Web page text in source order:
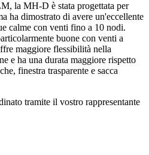
la MH-D è stata progettata per
ha dimostrato di avere un'eccellente
calme con venti fino a 10 nodi.
buone con venti a
maggiore flessibilità nella
e ha una durata maggiore rispetto
finestra trasparente e sacca
tramite il vostro rappresentante